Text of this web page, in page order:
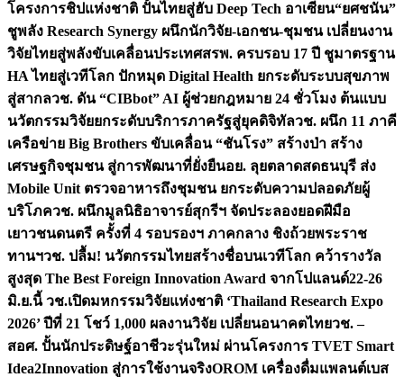
โครงการชิปแห่งชาติ ปั้นไทยสู่ฮับ Deep Tech อาเซียน“ยศชนัน”
ชูพลัง Research Synergy ผนึกนักวิจัย-เอกชน-ชุมชน เปลี่ยนงาน
วิจัยไทยสู่พลังขับเคลื่อนประเทศสรพ. ครบรอบ 17 ปี ชูมาตรฐาน
HA ไทยสู่เวทีโลก ปักหมุด Digital Health ยกระดับระบบสุขภาพ
สู่สากลวช. ดัน “CIBbot” AI ผู้ช่วยกฎหมาย 24 ชั่วโมง ต้นแบบ
นวัตกรรมวิจัยยกระดับบริการภาครัฐสู่ยุคดิจิทัลวช. ผนึก 11 ภาคี
เครือข่าย Big Brothers ขับเคลื่อน “ชันโรง” สร้างป่า สร้าง
เศรษฐกิจชุมชน สู่การพัฒนาที่ยั่งยืนอย. ลุยตลาดสดธนบุรี ส่ง
Mobile Unit ตรวจอาหารถึงชุมชน ยกระดับความปลอดภัยผู้
บริโภควช. ผนึกมูลนิธิอาจารย์สุกรีฯ จัดประลองยอดฝีมือ
เยาวชนดนตรี ครั้งที่ 4 รอบรองฯ ภาคกลาง ชิงถ้วยพระราช
ทานฯวช. ปลื้ม! นวัตกรรมไทยสร้างชื่อบนเวทีโลก คว้ารางวัล
สูงสุด The Best Foreign Innovation Award จากโปแลนด์22-26
มิ.ย.นี้ วช.เปิดมหกรรมวิจัยแห่งชาติ ‘Thailand Research Expo
2026’ ปีที่ 21 โชว์ 1,000 ผลงานวิจัย เปลี่ยนอนาคตไทยวช. –
สอศ. ปั้นนักประดิษฐ์อาชีวะรุ่นใหม่ ผ่านโครงการ TVET Smart
Idea2Innovation สู่การใช้งานจริงOROM เครื่องดื่มแพลนต์เบส